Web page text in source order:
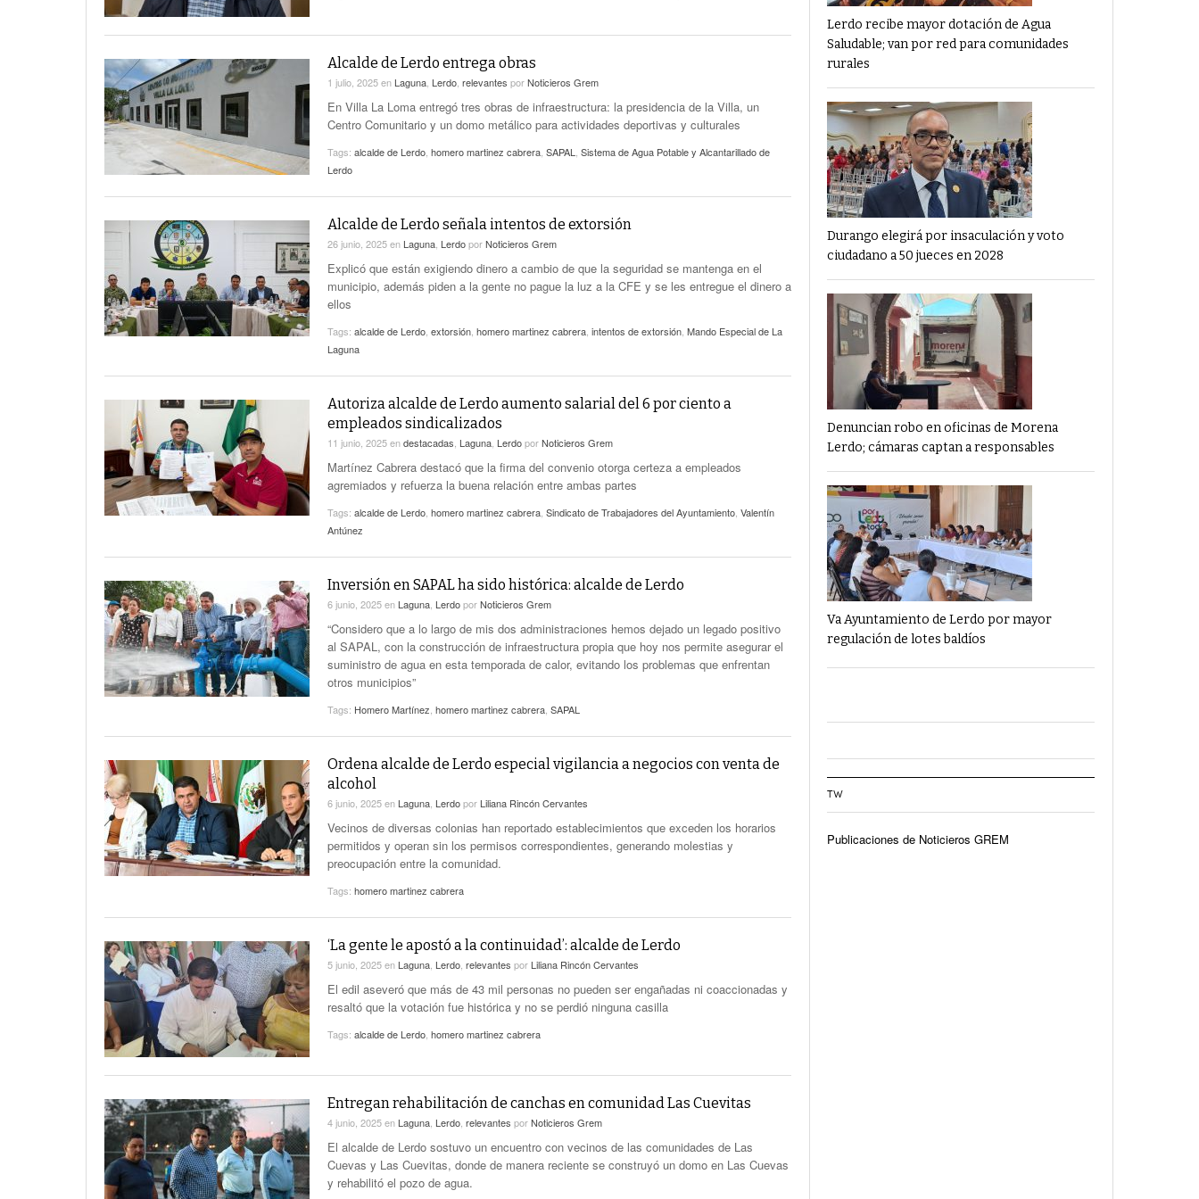
Alcalde de Lerdo entrega obras
1 julio, 2025en Laguna Lerdo relevantes porNoticieros Grem
En Villa La Loma entregó tres obras de infraestructura: la presidencia de la Villa, un
Centro Comunitario y un domo metálico para actividades deportivas y culturales
Tags: alcalde de Lerdo homero martinez cabrera SAPAL
Sistema de Agua Potable y Alcantarillado de
Lerdo
Alcalde de Lerdo señala intentos de extorsión
26 junio, 2025en Laguna LerdoporNoticieros Grem
Explicó que están exigiendo dinero a cambio de que la seguridad se mantenga en el
municipio, además piden a la gente no pague la luz a la CFE y se les entregue el dinero a
ellos
Tags: alcalde de Lerdo extorsión homero martinez cabrera intentos de extorsión Mando Especial de La
Laguna
Autoriza alcalde de Lerdo aumento salarial del 6 por ciento a
empleados sindicalizados
11 junio, 2025endestacadas Laguna LerdoporNoticieros Grem
Martínez Cabrera destacó que la firma del convenio otorga certeza a empleados
agremiados y refuerza la buena relación entre ambas partes
Tags: alcalde de Lerdo homero martinez cabrera Sindicato de Trabajadores del Ayuntamiento Valentín
Antúnez
Inversión en SAPAL ha sido histórica: alcalde de Lerdo
6 junio, 2025en Laguna LerdoporNoticieros Grem
“Considero que a lo largo de mis dos administraciones hemos dejado un legado positivo
al SAPAL, con la construcción de infraestructura propia que hoy nos permite asegurar el
suministro de agua en esta temporada de calor, evitando los problemas que enfrentan
otros municipios”
Tags: Homero Martínez homero martinez cabrera SAPAL
Ordena alcalde de Lerdo especial vigilancia a negocios con venta de
alcohol
6 junio, 2025en Laguna Lerdopor Liliana Rincón Cervantes
Vecinos de diversas colonias han reportado establecimientos que exceden los horarios
permitidos y operan sin los permisos correspondientes, generando molestias y
preocupación entre la comunidad.
Tags: homero martinez cabrera
‘La gente le apostó a la continuidad’: alcalde de Lerdo
5 junio, 2025en Laguna Lerdo relevantes por Liliana Rincón Cervantes
El edil aseveró que más de 43 mil personas no pueden ser engañadas ni coaccionadas y
resaltó que la votación fue histórica y no se perdió ninguna casilla
Tags: alcalde de Lerdo homero martinez cabrera
Entregan rehabilitación de canchas en comunidad Las Cuevitas
4 junio, 2025en Laguna Lerdo relevantes porNoticieros Grem
El alcalde de Lerdo sostuvo un encuentro con vecinos de las comunidades de Las
Cuevas y Las Cuevitas, donde de manera reciente se construyó un domo en Las Cuevas
y rehabilitó el pozo de agua.
Lerdo recibe mayor dotación de Agua
Saludable; van por red para comunidades
rurales
Durango elegirá por insaculación y voto
ciudadano a 50 jueces en 2028
Denuncian robo en oficinas de Morena
Lerdo; cámaras captan a responsables
Va Ayuntamiento de Lerdo por mayor
regulación de lotes baldíos
TW
Publicaciones de Noticieros GREM